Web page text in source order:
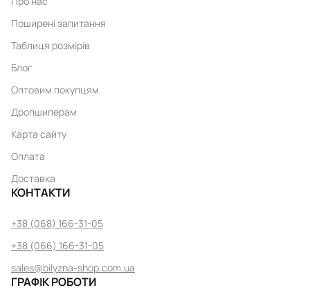
Поширені запитання
Таблиця розмірів
Блог
Оптовим покупцям
Дропшиперам
Карта сайту
Оплата
Доставка
КОНТАКТИ
+38 (068) 166-31-05
+38 (066) 166-31-05
sales@bilyzna-shop.com.ua
ГРАФІК РОБОТИ